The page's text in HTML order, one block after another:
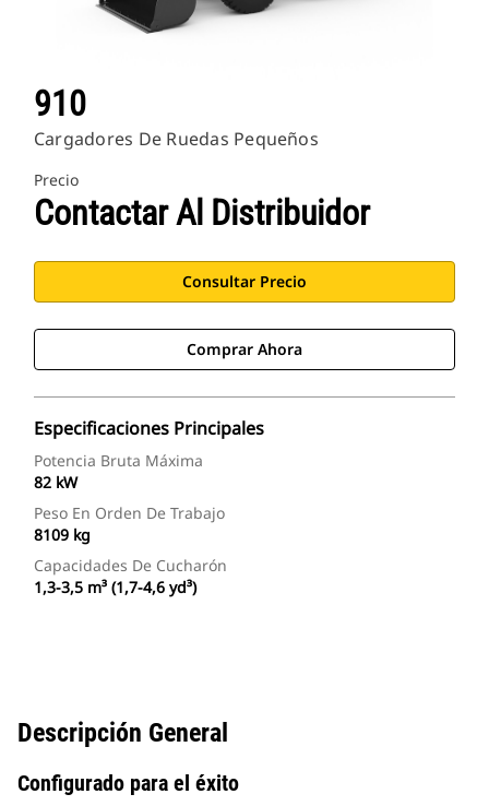
910
Cargadores De Ruedas Pequeños
Precio
Contactar Al Distribuidor
Consultar Precio
Comprar Ahora
Especificaciones Principales
Potencia Bruta Máxima
82 kW
Peso En Orden De Trabajo
8109 kg
Capacidades De Cucharón
1,3-3,5 m³ (1,7-4,6 yd³)
Descripción General
Configurado para el éxito